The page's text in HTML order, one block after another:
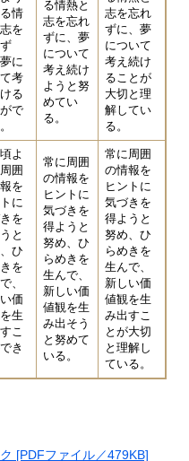
情
を
に
考
る
で
る情熱と
志を忘れ
ずに、夢
について
考え続け
ようと努
めてい
る。
志を忘れ
ずに、夢
について
考え続け
ることが
大切と理
解してい
る。
よ
囲
を
に
を
と
ひ
を
、
価
生
こ
き
常に周囲
の情報を
ヒントに
気づきを
得ようと
努め、ひ
らめきを
生んで、
新しい価
値観を生
み出そう
と努めて
いる。
常に周囲
の情報を
ヒントに
気づきを
得ようと
努め、ひ
らめきを
生んで、
新しい価
値観を生
み出すこ
とが大切
と理解し
ている。
[PDFファイル／479KB]